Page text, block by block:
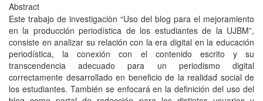
Abstract
Este trabajo de investigaciòn “Uso del blog para el mejoramiento
en la producción periodística de los estudiantes de la UJBM”,
consiste en analizar su relación con la era digital en la educación
periodística, la conexión con el contenido escrito y su
transcendencia adecuado para un periodismo digital
correctamente desarrollado en beneficio de la realidad social de
los estudiantes. También se enfocará en la definición del uso del